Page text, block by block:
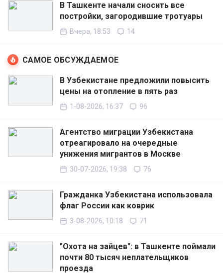
В Ташкенте начали сносить все
постройки, загородившие тротуары
Вчера, 18:53 14
САМОЕ ОБСУЖДАЕМОЕ
В Узбекистане предложили повысить
цены на отопление в пять раз
1-08-2026, 16:37 96
Агентство миграции Узбекистана
отреагировало на очередные
унижения мигрантов в Москве
30-07-2026, 19:38 76
Гражданка Узбекистана использовала
флаг России как коврик
3-08-2026, 10:18 71
"Охота на зайцев": в Ташкенте поймали
почти 80 тысяч неплательщиков
проезда